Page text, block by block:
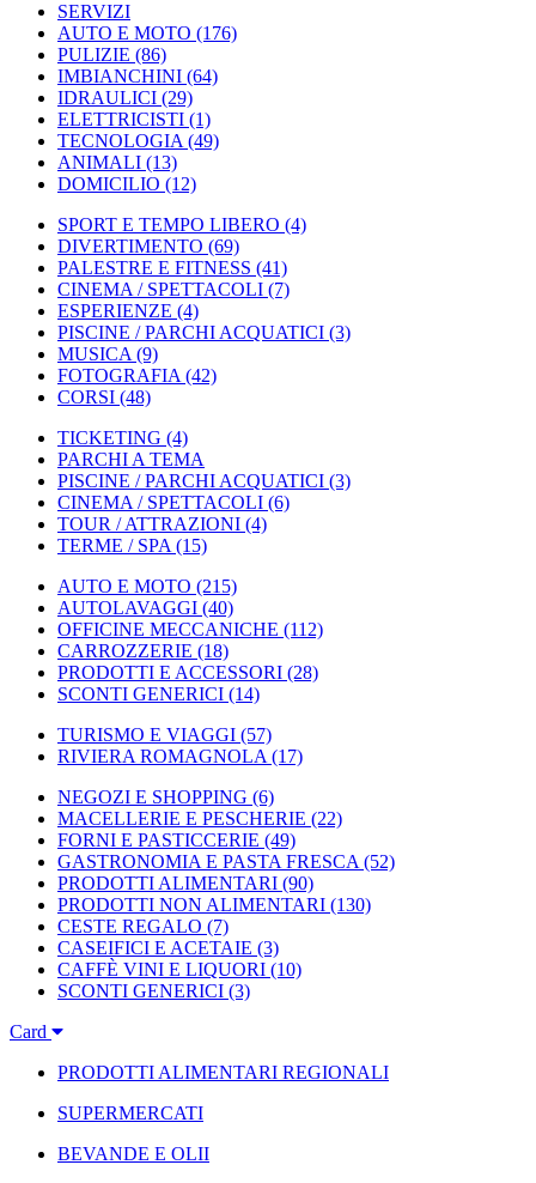
SERVIZI
AUTO E MOTO (176)
PULIZIE (86)
IMBIANCHINI (64)
IDRAULICI (29)
ELETTRICISTI (1)
TECNOLOGIA (49)
ANIMALI (13)
DOMICILIO (12)
SPORT E TEMPO LIBERO (4)
DIVERTIMENTO (69)
PALESTRE E FITNESS (41)
CINEMA / SPETTACOLI (7)
ESPERIENZE (4)
PISCINE / PARCHI ACQUATICI (3)
MUSICA (9)
FOTOGRAFIA (42)
CORSI (48)
TICKETING (4)
PARCHI A TEMA
PISCINE / PARCHI ACQUATICI (3)
CINEMA / SPETTACOLI (6)
TOUR / ATTRAZIONI (4)
TERME / SPA (15)
AUTO E MOTO (215)
AUTOLAVAGGI (40)
OFFICINE MECCANICHE (112)
CARROZZERIE (18)
PRODOTTI E ACCESSORI (28)
SCONTI GENERICI (14)
TURISMO E VIAGGI (57)
RIVIERA ROMAGNOLA (17)
NEGOZI E SHOPPING (6)
MACELLERIE E PESCHERIE (22)
FORNI E PASTICCERIE (49)
GASTRONOMIA E PASTA FRESCA (52)
PRODOTTI ALIMENTARI (90)
PRODOTTI NON ALIMENTARI (130)
CESTE REGALO (7)
CASEIFICI E ACETAIE (3)
CAFFÈ VINI E LIQUORI (10)
SCONTI GENERICI (3)
Card
PRODOTTI ALIMENTARI REGIONALI
SUPERMERCATI
BEVANDE E OLII